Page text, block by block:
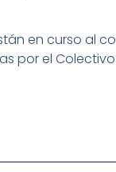
en curso al
por el